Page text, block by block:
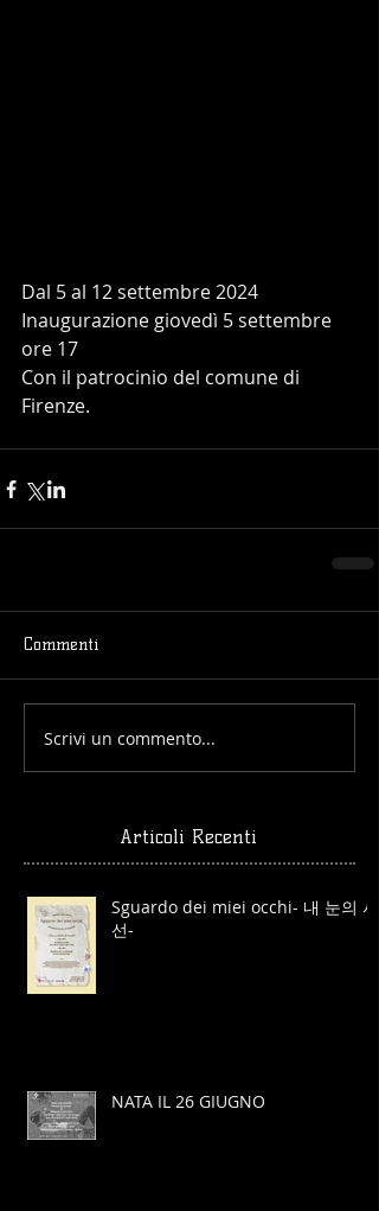
Dal 5 al 12 settembre 2024
Inaugurazione giovedì 5 settembre
ore 17
Con il patrocinio del comune di
Firenze.
Commenti
Scrivi un commento...
Articoli Recenti
Sguardo dei miei occhi- 내 눈의 시
선-
NATA IL 26 GIUGNO